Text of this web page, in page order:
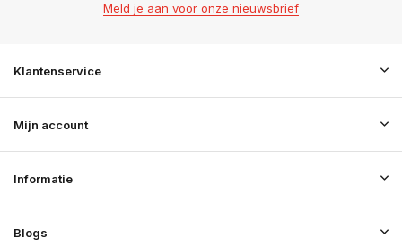
Meld je aan voor onze nieuwsbrief
Klantenservice
Mijn account
Informatie
Blogs